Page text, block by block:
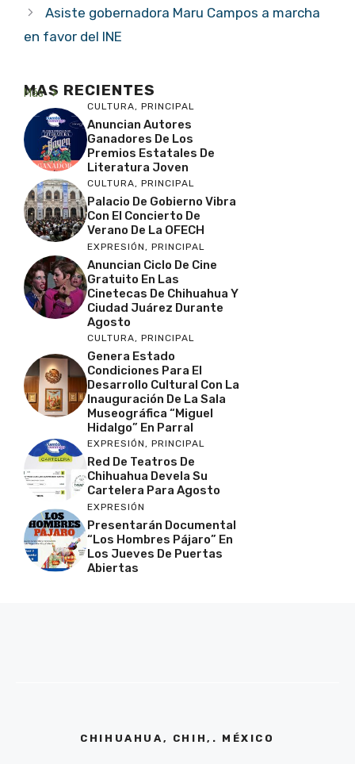
Asiste gobernadora Maru Campos a marcha
en favor del INE
MAS RECIENTES
Más
CULTURA, PRINCIPAL
Anuncian Autores
Ganadores De Los
Premios Estatales De
Literatura Joven
CULTURA, PRINCIPAL
Palacio De Gobierno Vibra
Con El Concierto De
Verano De La OFECH
EXPRESIÓN , PRINCIPAL
Anuncian Ciclo De Cine
Gratuito En Las
Cinetecas De Chihuahua Y
Ciudad Juárez Durante
Agosto
CULTURA, PRINCIPAL
Genera Estado
Condiciones Para El
Desarrollo Cultural Con La
Inauguración De La Sala
Museográfica “Miguel
Hidalgo” En Parral
EXPRESIÓN, PRINCIPAL
Red De Teatros De
Chihuahua Devela Su
Cartelera Para Agosto
EXPRESIÓN
Presentarán Documental
“Los Hombres Pájaro” En
Los Jueves De Puertas
Abiertas
CHIHUAHUA, CHIH,. MÉXICO